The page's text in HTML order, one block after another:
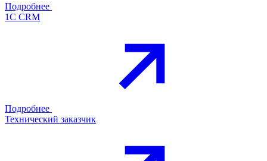
Подробнее
1С CRM
Подробнее
Технический заказчик